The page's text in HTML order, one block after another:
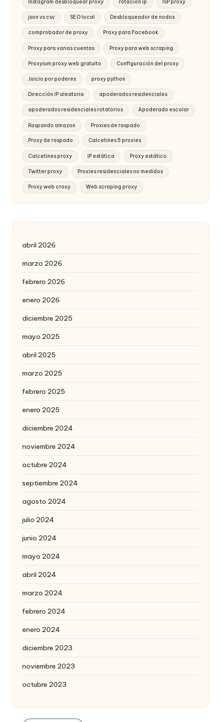
Instagram desbloquear proxy rotación ip ISP proxy
json vs csv SEO local Desbloqueador de nodos
comprobador de proxy Proxy para Facebook
Proxy para varias cuentas Proxy para web scraping
Proxyium proxy web gratuito Configuración del proxy
Juicio por poderes proxy python
Dirección IP aleatoria apoderados residenciales
apoderados residenciales rotatorios Apoderado escolar
Raspando amazon Proxies de raspado
Proxy de raspado Calcetines 5 proxies
Calcetines proxy IP estática Proxy estático
Twitter proxy Proxies residenciales no medidos
Proxy web croxy Web scraping proxy
abril 2026
marzo 2026
febrero 2026
enero 2026
diciembre 2025
mayo 2025
abril 2025
marzo 2025
febrero 2025
enero 2025
diciembre 2024
noviembre 2024
octubre 2024
septiembre 2024
agosto 2024
julio 2024
junio 2024
mayo 2024
abril 2024
marzo 2024
febrero 2024
enero 2024
diciembre 2023
noviembre 2023
octubre 2023